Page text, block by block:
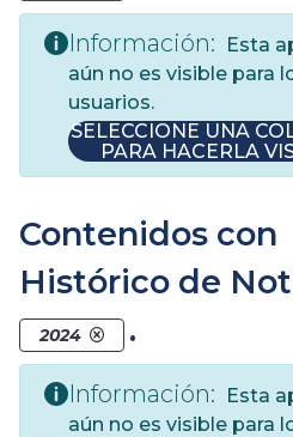
Información:
Esta
aún no es visible para
usuarios.
SELECCIONE UNA
PARA HACERLA
Contenidos con
Histórico de
2024 .
Información:
Esta
aún no es visible para